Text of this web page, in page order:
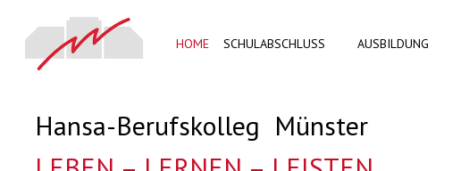
HOME SCHULABSCHLUSS AUSBILDUNG
Hansa-Berufskolleg Münster